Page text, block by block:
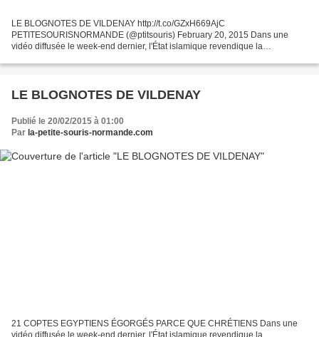
LE BLOGNOTES DE VILDENAY http://t.co/GZxH669AjC
PETITESOURISNORMANDE (@ptitsouris) February 20, 2015 Dans une
vidéo diffusée le week-end dernier, l'État islamique revendique la
Tripoli....
LE BLOGNOTES DE VILDENAY
Publié le 20/02/2015 à 01:00
Par la-petite-souris-normande.com
21 COPTES EGYPTIENS ÉGORGÉS PARCE QUE CHRÉTIENS Dans une
vidéo diffusée le week-end dernier, l'État islamique revendique la